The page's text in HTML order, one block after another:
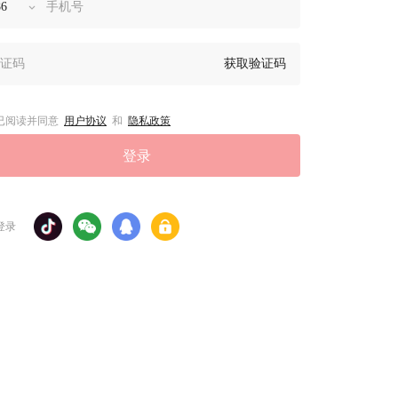
获取验证码
阅读并同意 用户协议 和 隐私政策
登录
录